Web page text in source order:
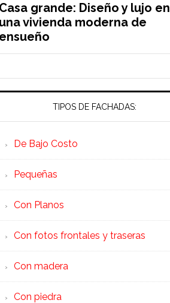
Casa grande: Diseño y lujo en
una vivienda moderna de
ensueño
TIPOS DE FACHADAS:
De Bajo Costo
Pequeñas
Con Planos
Con fotos frontales y traseras
Con madera
Con piedra